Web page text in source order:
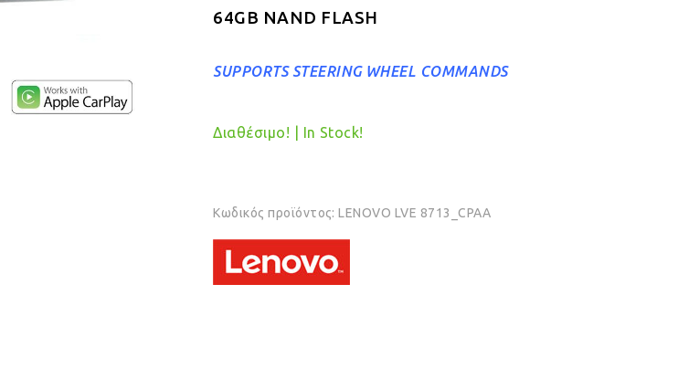
64GB NAND FLASH
SUPPORTS STEERING WHEEL COMMANDS
Διαθέσιμο! | In Stock!
Κωδικός προϊόντος:LENOVO LVE 8713_CPAA